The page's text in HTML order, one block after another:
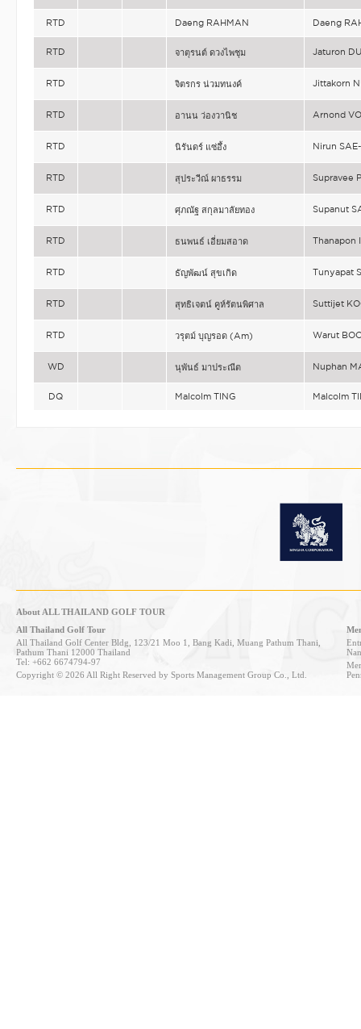
RTD Daeng RAHMAN Daeng
RTD จาตุรนต์ ดวงไพชุม Jaturon
RTD จิตรกร น่วมทนงค์ Jittakorn
RTD อานน ว่องวานิช Arnond
RTD นิรันดร์ แซ่อึ้ง Nirun
RTD สุประวีณ์ ผาธรรม Supravee
RTD ศุภณัฐ สกุลมาลัยทอง Supanut
RTD ธนพนธ์ เอี่ยมสอาด Thanapon
RTD ธัญพัฒน์ สุขเกิด Tunyapat
RTD สุทธิเจตน์ คูห์รัตนพิศาล Suttijet
RTD วรุตม์ บุญรอด (Am) Warut
WD นุพันธ์ มาประณีต Nuphan
DQ Malcolm TING Malcolm
About ALL THAILAND GOLF TOUR
All Thailand Golf Tour
All Thailand Golf Center Bldg, 123/21 Moo 1, Bang Kadi, Muang Pathum Thani,
Pathum Thani 12000 Thailand
Tel: +662 6674794-97
Copyright © 2026 All Right Reserved by Sports Management Group Co., Ltd.